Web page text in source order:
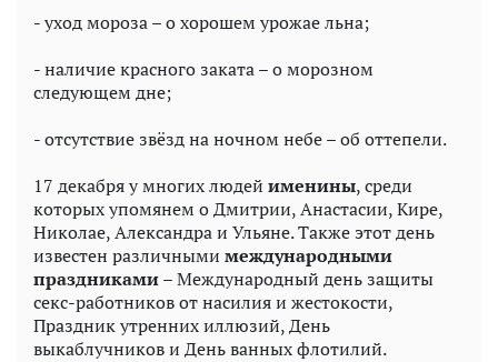
- уход мороза – о хорошем урожае льна;
- наличие красного заката – о морозном
следующем дне;
- отсутствие звёзд на ночном небе – об оттепели.
17 декабря у многих людей именины, среди
которых упомянем о Дмитрии, Анастасии, Кире,
Николае, Александра и Ульяне. Также этот день
известен различными международными
праздниками– Международный день защиты
секс-работников от насилия и жестокости,
Праздник утренних иллюзий, День
выкаблучников и День ванных флотилий.